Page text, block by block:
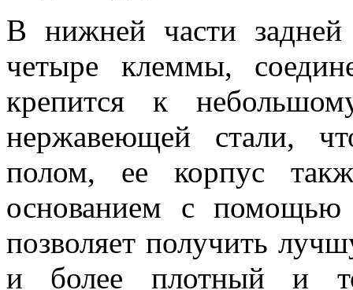
В нижней части задней
четыре клеммы,
крепится к
нержавеющей стали,
полом, ее корпус
основанием с помощью
позволяет получить
и более плотный и